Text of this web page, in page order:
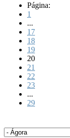
Página:
1
...
17
18
19
20
21
22
23
...
29